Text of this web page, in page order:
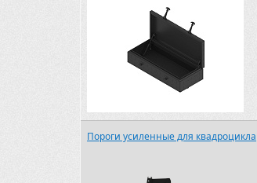
Пороги усиленные для квадроцикла